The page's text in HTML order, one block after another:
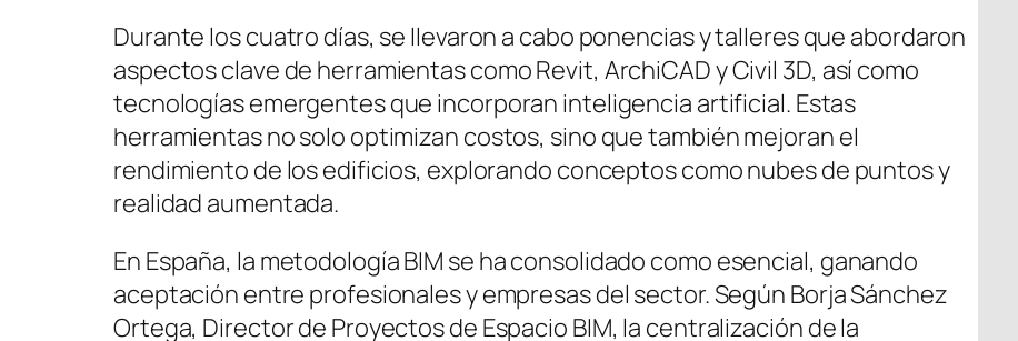
Durante los cuatro días, se llevaron a cabo ponencias y talleres que abordaron
aspectos clave de herramientas como Revit, ArchiCAD y Civil 3D, así como
tecnologías emergentes que incorporan inteligencia artificial. Estas
herramientas no solo optimizan costos, sino que también mejoran el
rendimiento de los edificios, explorando conceptos como nubes de puntos y
realidad aumentada.
En España, la metodología BIM se ha consolidado como esencial, ganando
aceptación entre profesionales y empresas del sector. Según Borja Sánchez
Ortega, Director de Proyectos de Espacio BIM, la centralización de la